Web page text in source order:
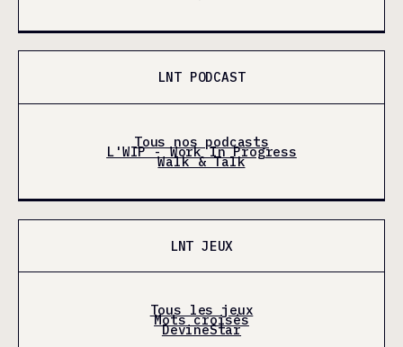
LNT PODCAST
Tous nos podcasts
L'WIP - Work In Progress
Walk & Talk
LNT JEUX
Tous les jeux
Mots croisés
DevineStar